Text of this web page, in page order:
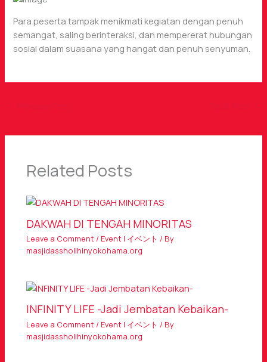
Para peserta tampak menikmati kegiatan dengan penuh
semangat, saling berinteraksi, dan mempererat hubungan
sosial dalam suasana yang hangat dan penuh senyuman.
Related Posts
DAKWAH DI TENGAH MINORITAS
Leave a Comment / Event | イベント / By
masjidassholihinyokohama.org
INFINITY LIFE -Jadi Jembatan Kebaikan-
Leave a Comment / Event | イベント / By
masjidassholihinyokohama.org